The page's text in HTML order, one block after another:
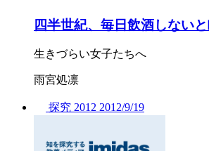
四半世紀、毎日飲酒しない
生きづらい女子たちへ
雨宮処凛
探究 2012 2012/9/19